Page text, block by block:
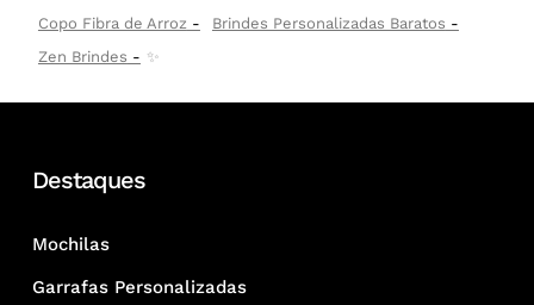
Copo Fibra de Arroz
Brindes Personalizadas Baratos
Zen Brindes
✨
Destaques
Mochilas
Garrafas Personalizadas